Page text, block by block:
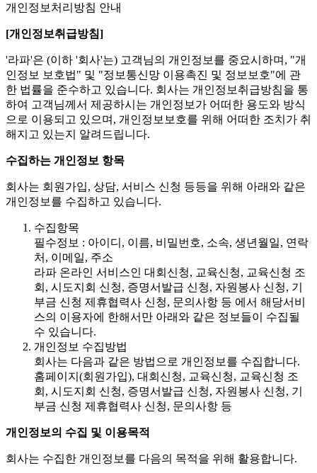
개인정보처리방침 안내
[개인정보취급방침]
'라파'은 (이하 '회사'는) 고객님의 개인정보를 중요시하며, "개
인정보 보호법" 및 "정보통신망 이용촉진 및 정보보호"에 관
한 법률을 준수하고 있습니다. 회사는 개인정보취급방침을 통
하여 고객님께서 제공하시는 개인정보가 어떠한 용도와 방식
으로 이용되고 있으며, 개인정보보호를 위해 어떠한 조치가 취
해지고 있는지 알려드립니다.
수집하는 개인정보 항목
회사는 회원가입, 상담, 서비스 신청 등등을 위해 아래와 같은
개인정보를 수집하고 있습니다.
수집항목
필수정보 : 아이디, 이름, 비밀번호, 소속, 생년월일, 연락
처, 이메일, 주소
라파 온라인 서비스인 대회신청, 교육신청, 교육신청 조
회, 시도지회 신청, 증명서발급 신청, 자원봉사 신청, 기
부금 신청 제휴협력사 신청, 문의사항 등 에서 해당서비
스의 이용자에 한해서만 아래와 같은 정보들이 수집될
수 있습니다.
개인정보 수집방법
회사는 다음과 같은 방법으로 개인정보를 수집합니다.
홈페이지(회원가입), 대회신청, 교육신청, 교육신청 조
회, 시도지회 신청, 증명서발급 신청, 자원봉사 신청, 기
부금 신청 제휴협력사 신청, 문의사항 등
개인정보의 수집 및 이용목적
회사는 수집한 개인정보를 다음의 목적을 위해 활용합니다.